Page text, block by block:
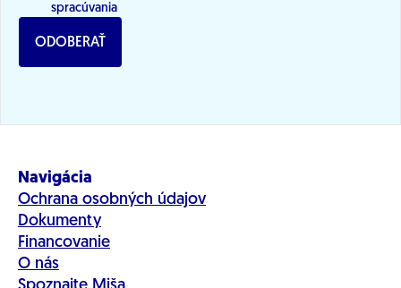
spracúvania
ODOBERAŤ
Navigácia
Ochrana osobných údajov
Dokumenty
Financovanie
O nás